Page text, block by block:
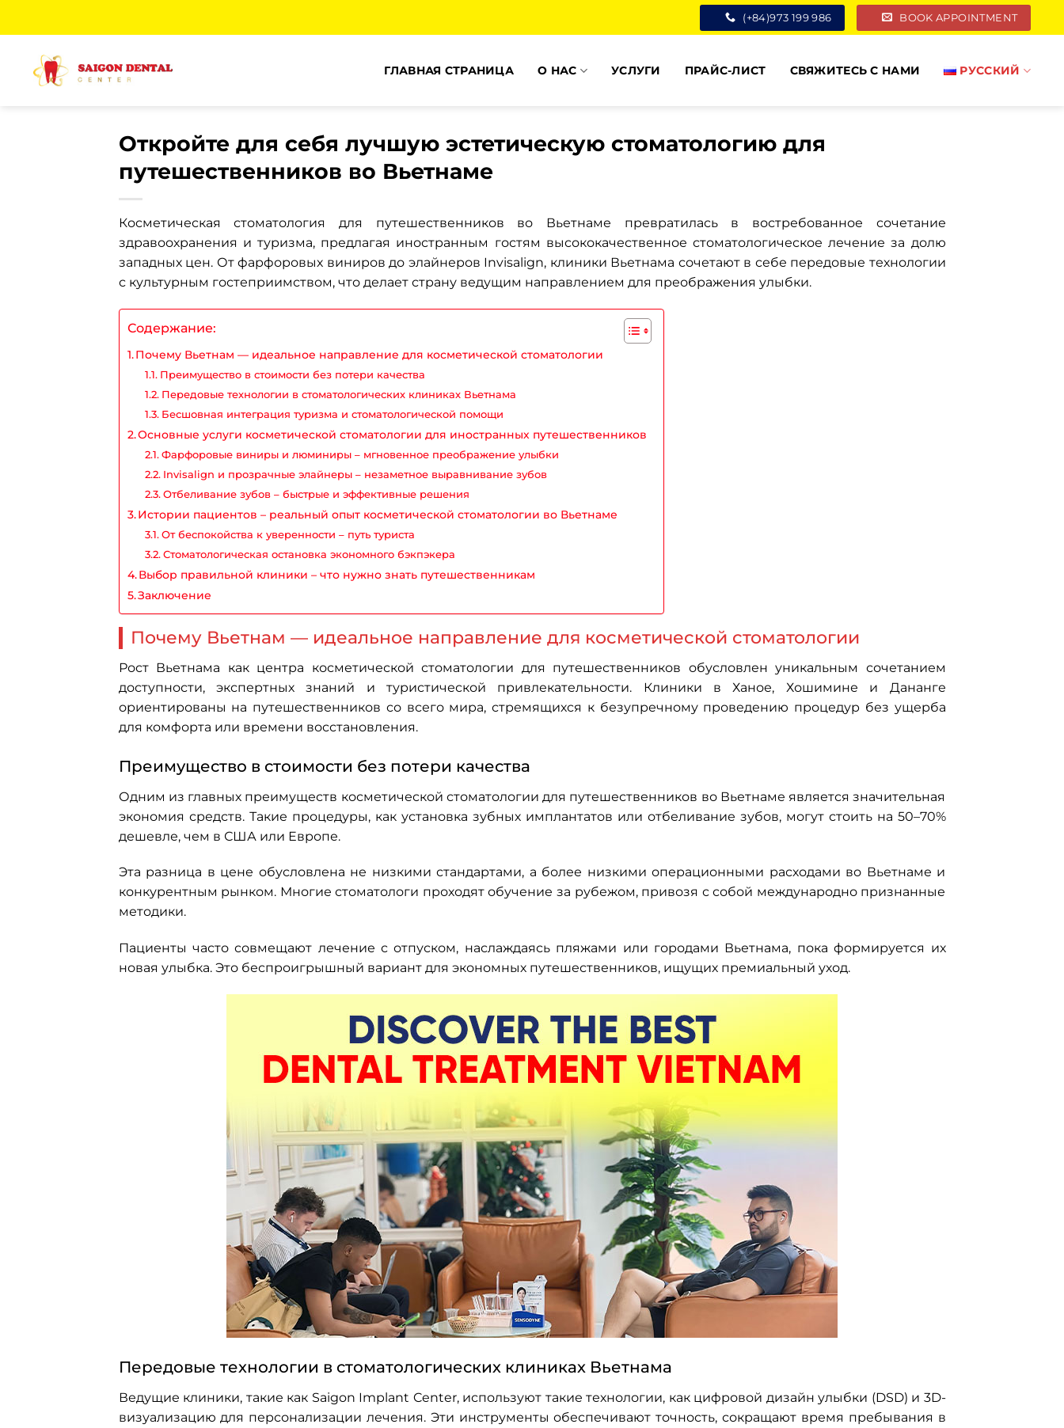
(+84)973 199 986 BOOK APPOINTMENT
ГЛАВНАЯ СТРАНИЦА О НАС УСЛУГИ ПРАЙС-ЛИСТ СВЯЖИТЕСЬ С НАМИ РУССКИЙ
Откройте для себя лучшую эстетическую стоматологию для
путешественников во Вьетнаме
Косметическая стоматология для путешественников во Вьетнаме превратилась в востребованное сочетание
здравоохранения и туризма, предлагая иностранным гостям высококачественное стоматологическое лечение за долю
западных цен. От фарфоровых виниров до элайнеров Invisalign, клиники Вьетнама сочетают в себе передовые технологии
с культурным гостеприимством, что делает страну ведущим направлением для преображения улыбки.
Содержание:
Почему Вьетнам — идеальное направление для косметической стоматологии
Преимущество в стоимости без потери качества
Передовые технологии в стоматологических клиниках Вьетнама
Бесшовная интеграция туризма и стоматологической помощи
Основные услуги косметической стоматологии для иностранных путешественников
Фарфоровые виниры и люминиры – мгновенное преображение улыбки
Invisalign и прозрачные элайнеры – незаметное выравнивание зубов
Отбеливание зубов – быстрые и эффективные решения
Истории пациентов – реальный опыт косметической стоматологии во Вьетнаме
От беспокойства к уверенности – путь туриста
Стоматологическая остановка экономного бэкпэкера
Выбор правильной клиники – что нужно знать путешественникам
Заключение
Почему Вьетнам — идеальное направление для косметической стоматологии
Рост Вьетнама как центра косметической стоматологии для путешественников обусловлен уникальным сочетанием
доступности, экспертных знаний и туристической привлекательности. Клиники в Ханое, Хошимине и Дананге
ориентированы на путешественников со всего мира, стремящихся к безупречному проведению процедур без ущерба
для комфорта или времени восстановления.
Преимущество в стоимости без потери качества
Одним из главных преимуществ косметической стоматологии для путешественников во Вьетнаме является значительная
экономия средств. Такие процедуры, как установка зубных имплантатов или отбеливание зубов, могут стоить на 50–70%
дешевле, чем в США или Европе.
Эта разница в цене обусловлена не низкими стандартами, а более низкими операционными расходами во Вьетнаме и
конкурентным рынком. Многие стоматологи проходят обучение за рубежом, привозя с собой международно признанные
методики.
Пациенты часто совмещают лечение с отпуском, наслаждаясь пляжами или городами Вьетнама, пока формируется их
новая улыбка. Это беспроигрышный вариант для экономных путешественников, ищущих премиальный уход.
Передовые технологии в стоматологических клиниках Вьетнама
Ведущие клиники, такие как Saigon Implant Center, используют такие технологии, как цифровой дизайн улыбки (DSD) и 3D-
визуализацию для персонализации лечения. Эти инструменты обеспечивают точность, сокращают время пребывания в